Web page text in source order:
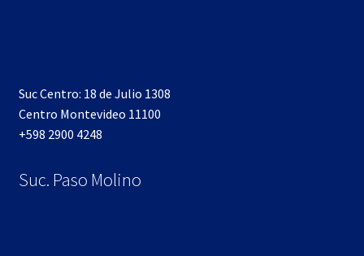
Suc Centro: 18 de Julio 1308
Centro Montevideo 11100
+598 2900 4248
Suc. Paso Molino